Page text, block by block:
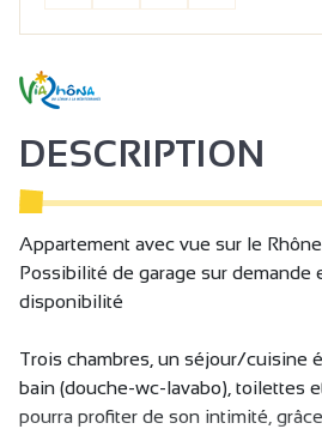
DESCRIPTION
Appartement avec vue sur le
Possibilité de garage sur demande
disponibilité
Trois chambres, un séjour/cuisine
bain (douche-wc-lavabo), toilettes
pourra profiter de son intimité,